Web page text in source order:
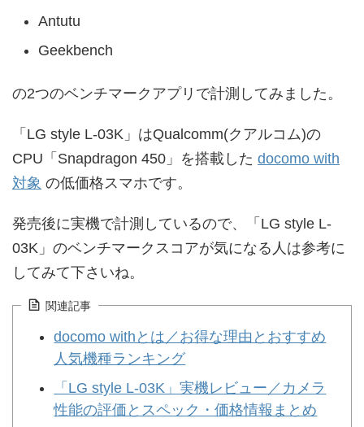
Antutu
Geekbench
の2つのベンチマークアプリで計測してみました。
「LG style L-03K」はQualcomm(クアルコム)の
CPU「Snapdragon 450」を搭載した docomo with
対象 の低価格スマホです。
発売後に実機で計測しているので、「LG style L-
03K」のベンチマークスコアが気になる人は参考に
してみて下さいね。
関連記事
docomo withとは／お得な理由とおすすめ
人気機種ランキング
「LG style L-03K」実機レビュー／カメラ
性能の評価とスペック・価格情報まとめ